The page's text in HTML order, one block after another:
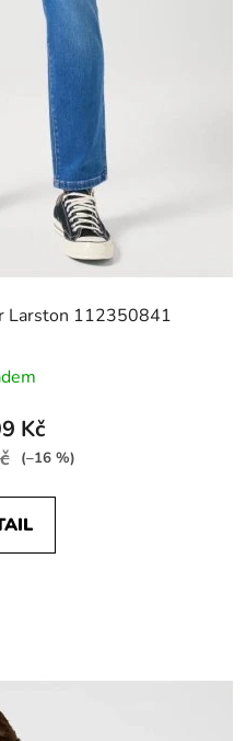
Larston 112350841
Kč
(–16 %)